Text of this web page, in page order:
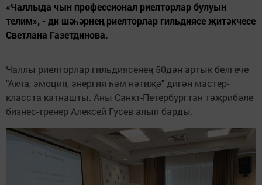
«Чаллыда чын профессионал риелторлар булуын
телим», - ди шәһәрнең риелторлар гильдиясе җитәкчесе
Светлана Газетдинова.
Чаллы риелторлар гильдиясенең 50дән артык белгече
"Акча, эмоция, энергия һәм нәтиҗә" дигән мастер-
класста катнашты. Аны Санкт-Петербургтан тәҗрибәле
бизнес-тренер Алексей Гусев алып барды.